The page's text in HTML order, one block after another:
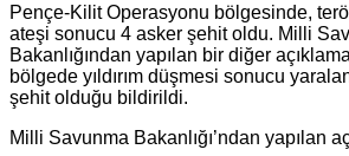
Pençe-Kilit Operasyonu bölgesinde,
ateşi sonucu 4 asker şehit oldu. Milli
Bakanlığından yapılan bir diğer
bölgede yıldırım düşmesi sonucu
şehit olduğu bildirildi.
Milli Savunma Bakanlığı’ndan yapılan